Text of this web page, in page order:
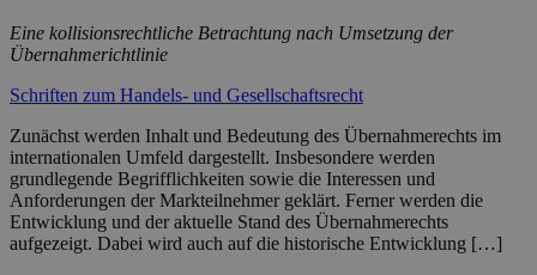
Eine kollisionsrechtliche Betrachtung nach Umsetzung der
Übernahmerichtlinie
Schriften zum Handels- und Gesellschaftsrecht
Zunächst werden Inhalt und Bedeutung des Übernahmerechts im
internationalen Umfeld dargestellt. Insbesondere werden
grundlegende Begrifflichkeiten sowie die Interessen und
Anforderungen der Markteilnehmer geklärt. Ferner werden die
Entwicklung und der aktuelle Stand des Übernahmerechts
aufgezeigt. Dabei wird auch auf die historische Entwicklung […]